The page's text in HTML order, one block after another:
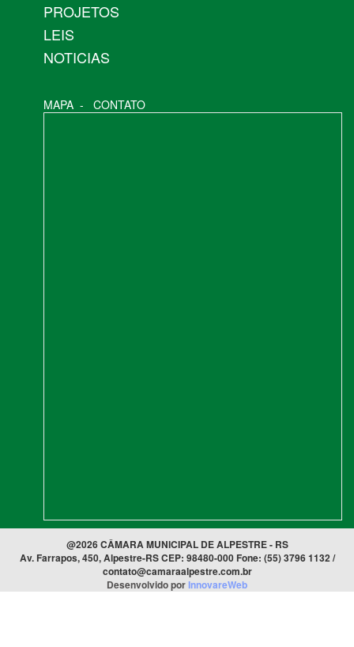
PROJETOS
LEIS
NOTICIAS
MAPA - CONTATO
@2026 CÂMARA MUNICIPAL DE ALPESTRE - RS
Av. Farrapos, 450, Alpestre-RS CEP: 98480-000 Fone: (55) 3796 1132 /
contato@camaraalpestre.com.br
Desenvolvido porInnovareWeb